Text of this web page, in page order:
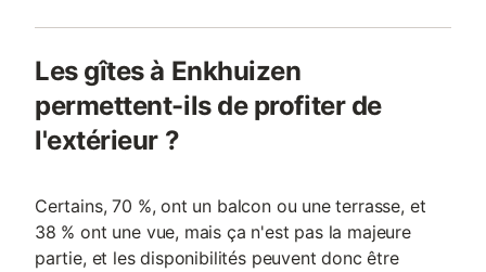
Les gîtes à Enkhuizen
permettent-ils de profiter de
l'extérieur ?
Certains, 70 %, ont un balcon ou une terrasse, et
38 % ont une vue, mais ça n'est pas la majeure
partie, et les disponibilités peuvent donc être